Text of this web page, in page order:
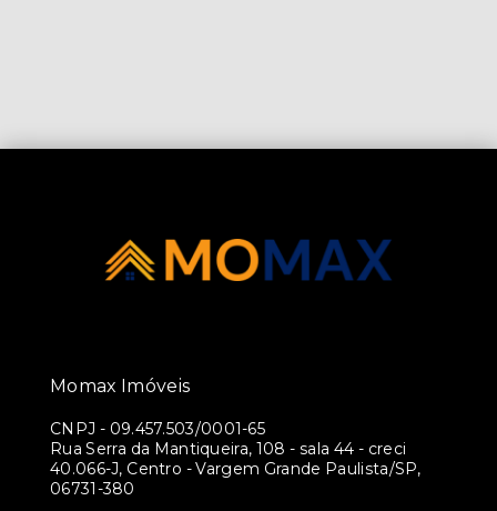
Momax Imóveis
CNPJ - 09.457.503/0001-65
Rua Serra da Mantiqueira, 108 - sala 44 - creci
40.066-J, Centro - Vargem Grande Paulista/SP,
06731-380